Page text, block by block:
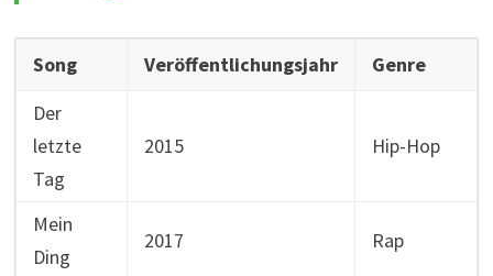
Song Veröffentlichungsjahr
Genre
Der
letzte
Tag
2015 Hip-Hop
Mein
Ding
2017 Rap